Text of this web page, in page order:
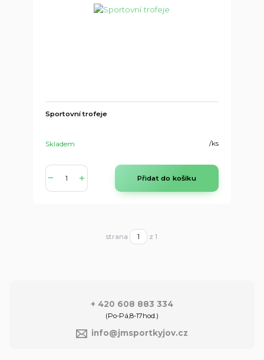
Sportovní trofeje
/ks
Skladem
Přidat do košíku
strana z 1
+ 420 608 883 334
(Po-Pá,8-17hod.)
info@jmsportkyjov.cz